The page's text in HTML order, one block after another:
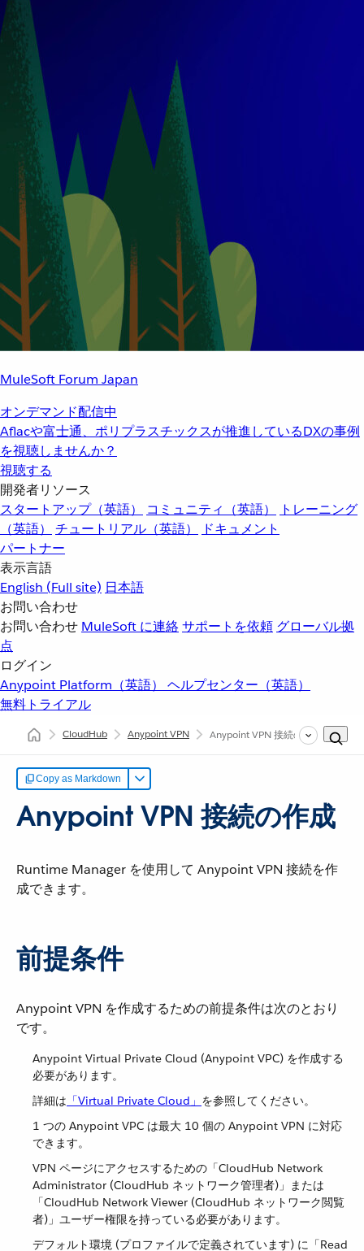
MuleSoft Forum Japan
オンデマンド配信中
Aflacや富士通、ポリプラスチックスが推進しているDXの事例
を視聴しませんか？
視聴する
開発者リソース
スタートアップ（英語）
コミュニティ（英語）
トレーニング
（英語）
チュートリアル（英語）
ドキュメント
パートナー
表示言語
English (Full site) 日本語
お問い合わせ
お問い合わせ MuleSoft に連絡サポートを依頼 グローバル拠
点
ログイン
Anypoint Platform（英語） ヘルプセンター（英語）
無料トライアル
CloudHub Anypoint VPN Anypoint VPN 接続の作成
Copy as Markdown
Anypoint VPN 接続の作成
Runtime Manager を使用して Anypoint VPN 接続を作
成できます。
前提条件
Anypoint VPN を作成するための前提条件は次のとおり
です。
Anypoint Virtual Private Cloud (Anypoint VPC) を作成する
必要があります。
詳細は​ 「Virtual Private Cloud」 ​を参照してください。
1 つの Anypoint VPC は最大 10 個の Anypoint VPN に対応
できます。
VPN ページにアクセスするための「CloudHub Network
Administrator (CloudHub ネットワーク管理者)」または
「CloudHub Network Viewer (CloudHub ネットワーク閲覧
者)」ユーザー権限を持っている必要があります。
デフォルト環境 (プロファイルで定義されています) に「Read